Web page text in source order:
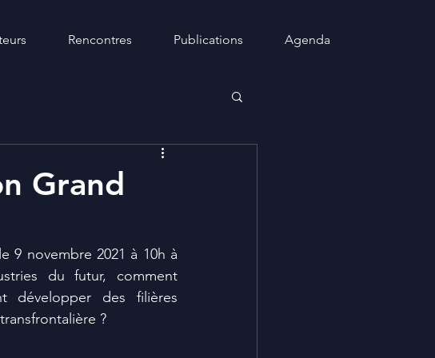
Rencontres Publications Agenda
Grand
9 novembre 2021 à 10h à
du futur, comment
développer des filières
?